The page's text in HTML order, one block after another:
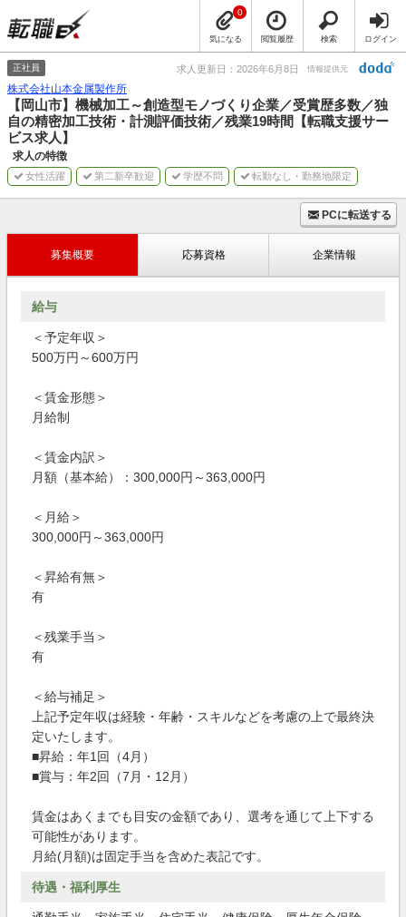
気になる
0
閲覧履歴 検索 ログイン
正社員 求人更新日：2026年6月8日 情報提供元
株式会社山本金属製作所
【岡山市】機械加工～創造型モノづくり企業／受賞歴多数／独
自の精密加工技術・計測評価技術／残業19時間【転職支援サー
ビス求人】
求人の特徴
女性活躍 第二新卒歓迎 学歴不問 転勤なし・勤務地限定
PCに転送する
募集概要 応募資格 企業情報
給与
＜予定年収＞
500万円～600万円
＜賃金形態＞
月給制
＜賃金内訳＞
月額（基本給）：300,000円～363,000円
＜月給＞
300,000円～363,000円
＜昇給有無＞
有
＜残業手当＞
有
＜給与補足＞
上記予定年収は経験・年齢・スキルなどを考慮の上で最終決
定いたします。
■昇給：年1回（4月）
■賞与：年2回（7月・12月）
賃金はあくまでも目安の金額であり、選考を通じて上下する
可能性があります。
月給(月額)は固定手当を含めた表記です。
待遇・福利厚生